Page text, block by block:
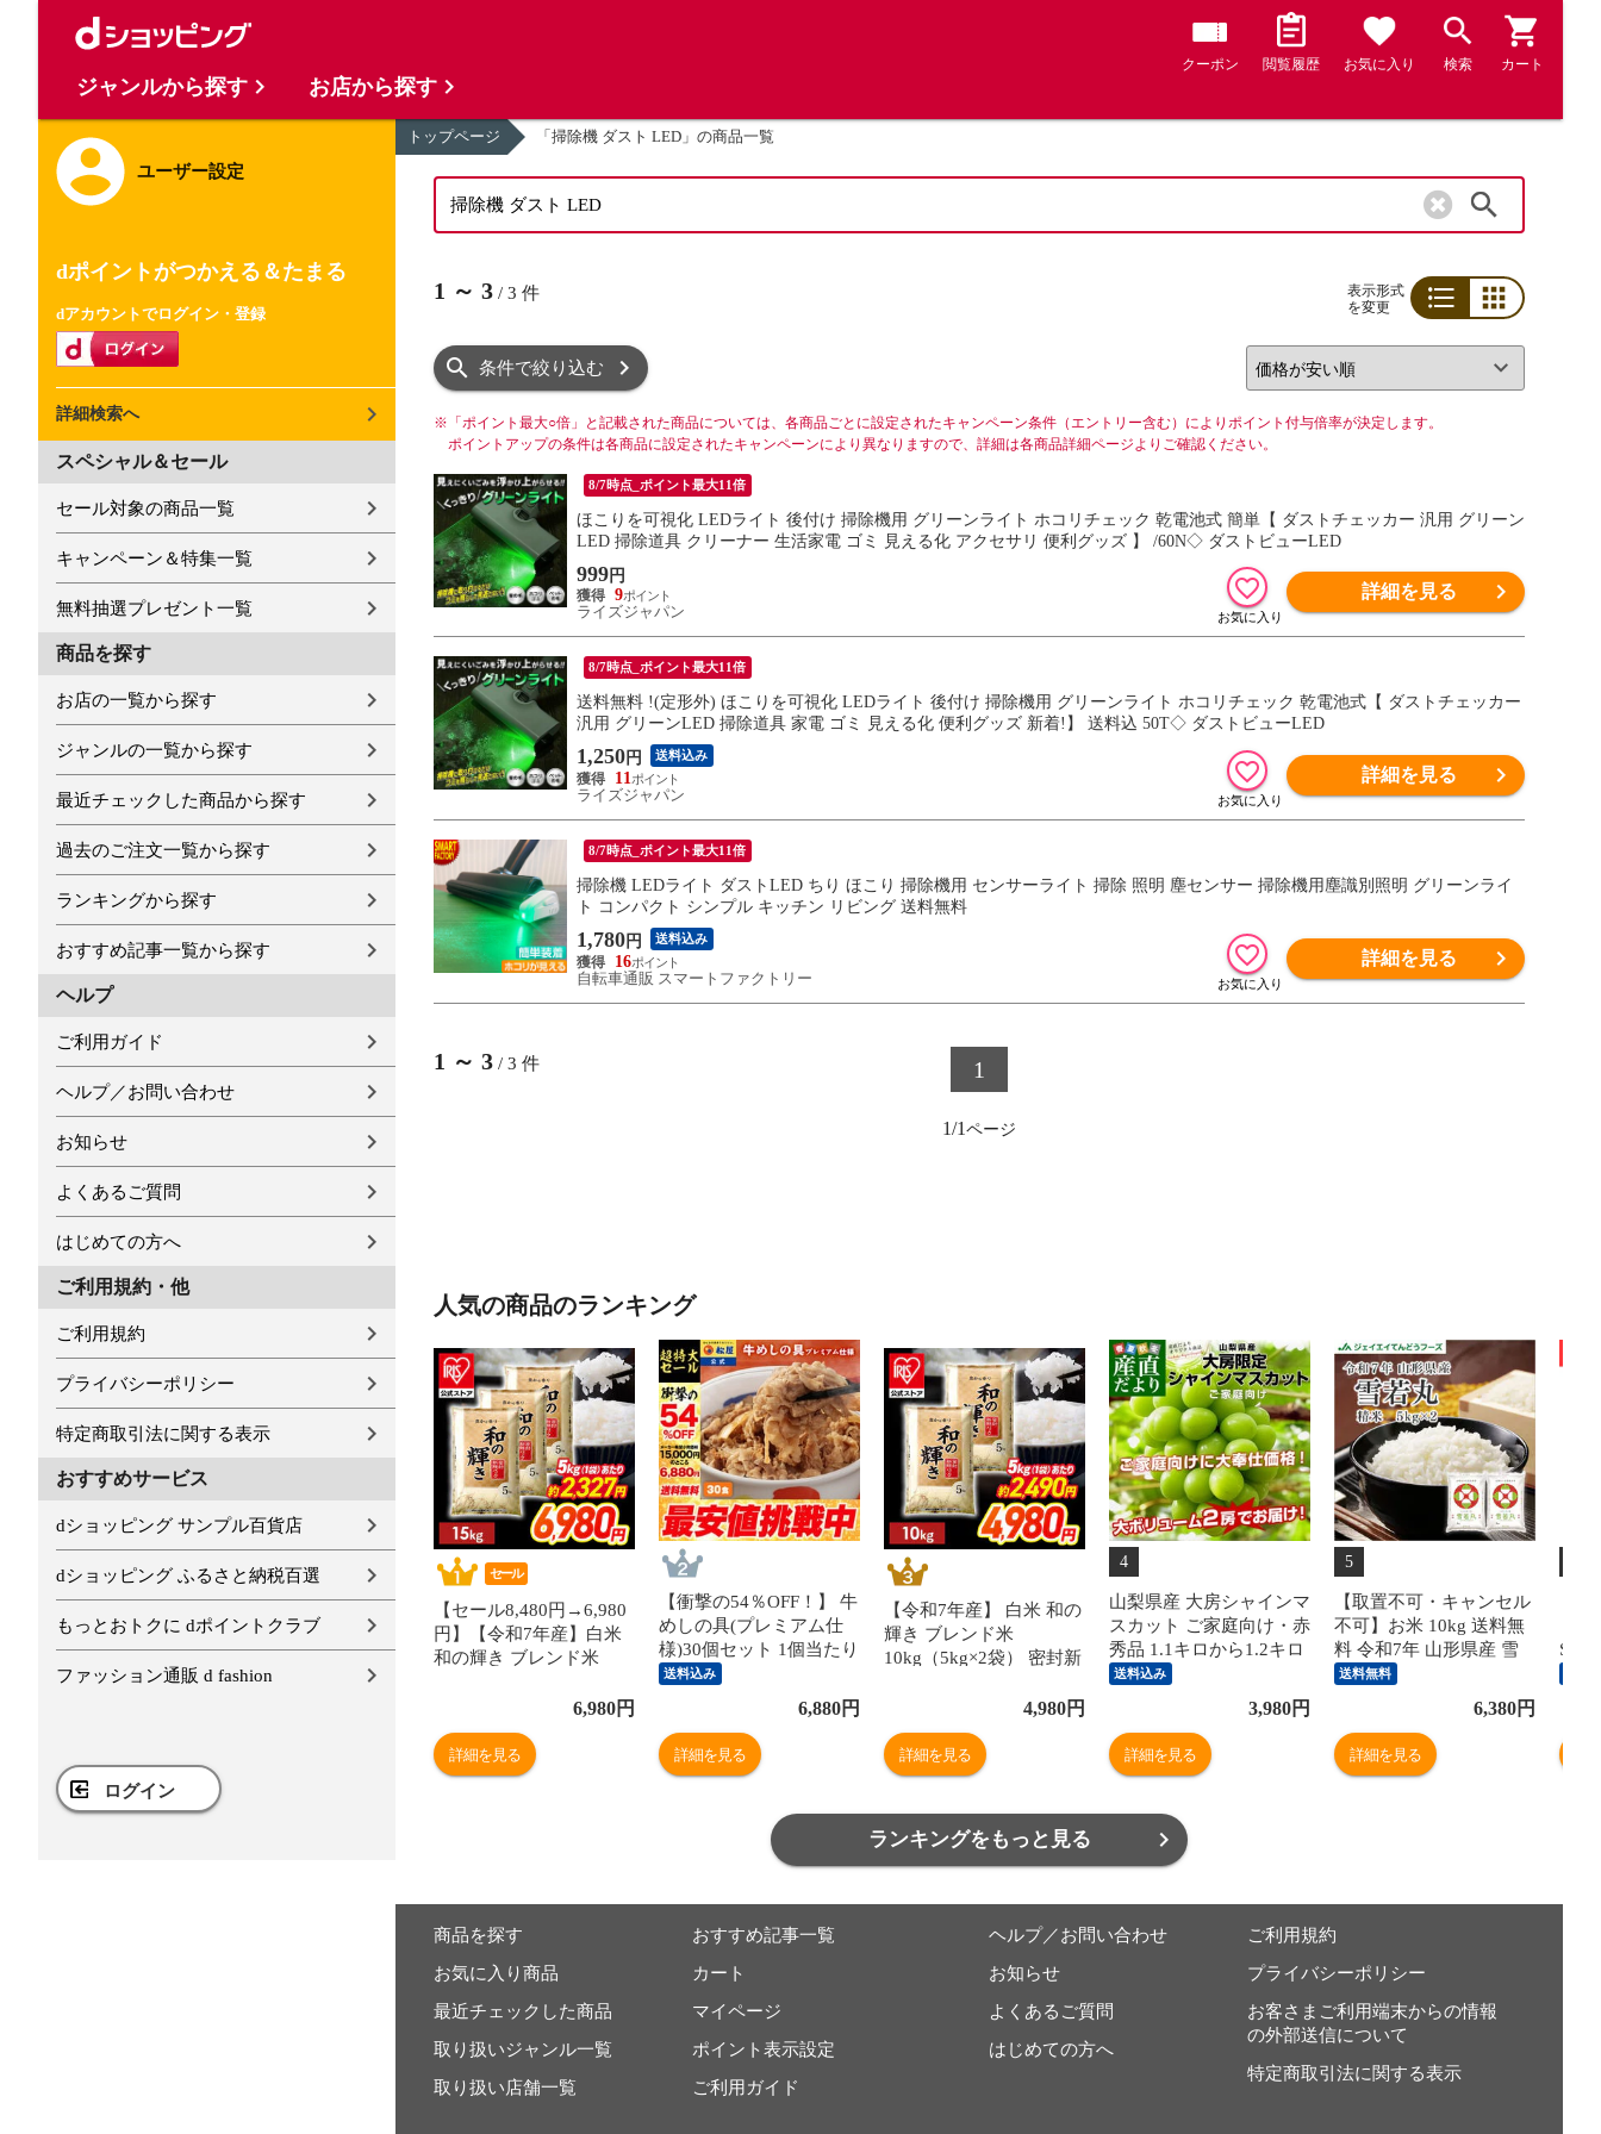
クーポン 閲覧履歴 お気に入り 検索 カート
ユーザー設定
dポイントがつかえる＆たまる
dアカウントでログイン・登録
詳細検索へ
スペシャル＆セール
セール対象の商品一覧
キャンペーン＆特集一覧
無料抽選プレゼント一覧
商品を探す
お店の一覧から探す
ジャンルの一覧から探す
最近チェックした商品から探す
過去のご注文一覧から探す
ランキングから探す
おすすめ記事一覧から探す
ヘルプ
ご利用ガイド
ヘルプ／お問い合わせ
お知らせ
よくあるご質問
はじめての方へ
ご利用規約・他
ご利用規約
プライバシーポリシー
特定商取引法に関する表示
おすすめサービス
dショッピング サンプル百貨店
dショッピング ふるさと納税百選
もっとおトクに dポイントクラブ
ファッション通販 d fashion
ログイン
トップページ 「掃除機 ダスト LED」の商品一覧
1 ～ 3 / 3 件
表示形式
を変更
条件で絞り込む
※ 「ポイント最大○倍」と記載された商品については、各商品ごとに設定されたキャンペーン条件（エントリー含む）によりポイント付与倍率が決定します。
ポイントアップの条件は各商品に設定されたキャンペーンにより異なりますので、詳細は各商品詳細ページよりご確認ください。
8/7時点_ポイント最大11倍
ほこりを可視化 LEDライト 後付け 掃除機用 グリーンライト ホコリチェック 乾電池式 簡単【 ダストチェッカー 汎用 グリーン
LED 掃除道具 クリーナー 生活家電 ゴミ 見える化 アクセサリ 便利グッズ 】 /60N◇ ダストビューLED
999 円
9
ライズジャパン
詳細を見る
8/7時点_ポイント最大11倍
送料無料 !(定形外) ほこりを可視化 LEDライト 後付け 掃除機用 グリーンライト ホコリチェック 乾電池式【 ダストチェッカー
汎用 グリーンLED 掃除道具 家電 ゴミ 見える化 便利グッズ 新着!】 送料込 50T◇ ダストビューLED
1,250 円 送料込み
11
ライズジャパン
詳細を見る
8/7時点_ポイント最大11倍
掃除機 LEDライト ダストLED ちり ほこり 掃除機用 センサーライト 掃除 照明 塵センサー 掃除機用塵識別照明 グリーンライ
ト コンパクト シンプル キッチン リビング 送料無料
1,780 円 送料込み
16
自転車通販 スマートファクトリー
詳細を見る
1 ～ 3 / 3 件 1
1/1
人気の商品のランキング
セール
【セール8,480円→6,980
円】【令和7年産】白米
和の輝き ブレンド米
酸素剤入り 米 お米 低温
製法米 アイリスオーヤマ
[食品]
6,980円
詳細を見る
【衝撃の54％OFF！】 牛
めしの具(プレミアム仕
様)30個セット 1個当たり
たっぷり135g 冷凍食品
松屋牛丼 当店のイチオシ
送料込み
6,880円
詳細を見る
【令和7年産】 白米 和の
輝き ブレンド米
10kg（5kg×2袋） 密封新
米 お米 低温製法米 アイ
リスオーヤマ [食品]
4,980円
詳細を見る
4
山梨県産 大房シャインマ
スカット ご家庭向け・赤
秀品 1.1キロから1.2キロ
前後（2房）送料無料 ぶ
どう ブドウ 種なしぶど
う 葡萄 ※クール便
送料込み
3,980円
詳細を見る
5
【取置不可・キャンセル
不可】お米 10kg 送料無
料 令和7年 山形県産 雪
若丸 10kg(5kg×2) 精米 米
コメ rts1007 沖縄・一部
送料無料
6,380円
詳細を見る
ランキングをもっと見る
商品を探す
お気に入り商品
最近チェックした商品
取り扱いジャンル一覧
取り扱い店舗一覧
おすすめ記事一覧
カート
マイページ
ポイント表示設定
ご利用ガイド
ヘルプ／お問い合わせ
お知らせ
よくあるご質問
はじめての方へ
ご利用規約
プライバシーポリシー
お客さまご利用端末からの情報
の外部送信について
特定商取引法に関する表示
ジャンルから探す お店から探す